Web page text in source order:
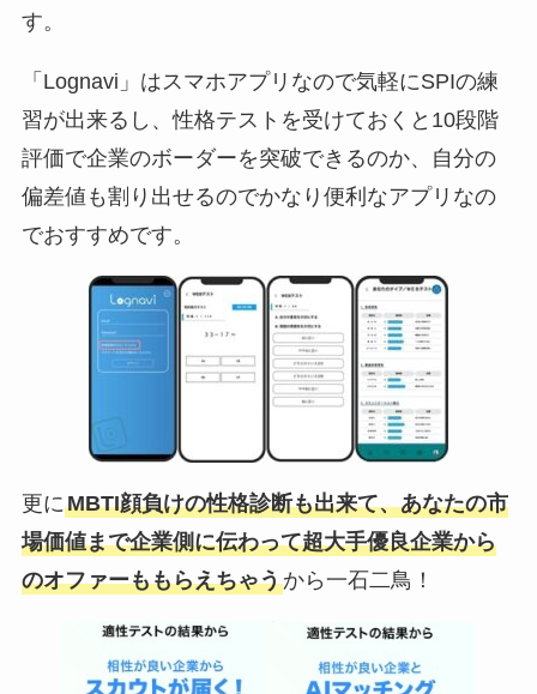
す。
「Lognavi」はスマホアプリなので気軽にSPIの練
習が出来るし、性格テストを受けておくと10段階
評価で企業のボーダーを突破できるのか、自分の
偏差値も割り出せるのでかなり便利なアプリなの
でおすすめです。
更にMBTI顔負けの性格診断も出来て、あなたの市
場価値まで企業側に伝わって超大手優良企業から
のオファーももらえちゃうから一石二鳥！